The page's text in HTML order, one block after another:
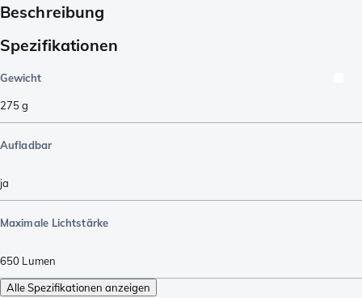
Beschreibung
Spezifikationen
Gewicht
275g
Aufladbar
ja
Maximale Lichtstärke
650 Lumen
Alle Spezifikationen anzeigen